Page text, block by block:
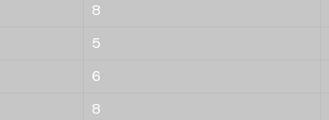
8
5
6
8